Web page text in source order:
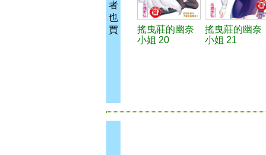
者
也
買
搖曳莊的幽奈
小姐 20
搖曳莊的幽奈
小姐 21